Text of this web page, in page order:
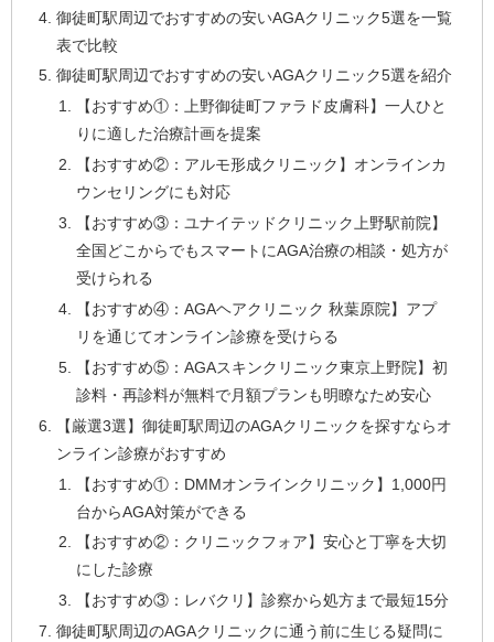
御徒町駅周辺でおすすめの安いAGAクリニック5選を一覧
表で比較
御徒町駅周辺でおすすめの安いAGAクリニック5選を紹介
【おすすめ①：上野御徒町ファラド皮膚科】一人ひと
りに適した治療計画を提案
【おすすめ②：アルモ形成クリニック】オンラインカ
ウンセリングにも対応
【おすすめ③：ユナイテッドクリニック上野駅前院】
全国どこからでもスマートにAGA治療の相談・処方が
受けられる
【おすすめ④：AGAヘアクリニック 秋葉原院】アプ
リを通じてオンライン診療を受けらる
【おすすめ⑤：AGAスキンクリニック東京上野院】初
診料・再診料が無料で月額プランも明瞭なため安心
【厳選3選】御徒町駅周辺のAGAクリニックを探すならオ
ンライン診療がおすすめ
【おすすめ①：DMMオンラインクリニック】1,000円
台からAGA対策ができる
【おすすめ②：クリニックフォア】安心と丁寧を大切
にした診療
【おすすめ③：レバクリ】診察から処方まで最短15分
御徒町駅周辺のAGAクリニックに通う前に生じる疑問に